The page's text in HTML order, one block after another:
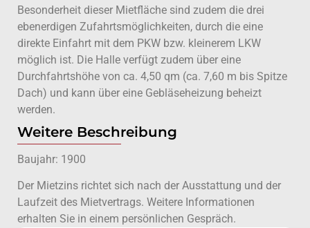
Besonderheit dieser Mietfläche sind zudem die drei
ebenerdigen Zufahrtsmöglichkeiten, durch die eine
direkte Einfahrt mit dem PKW bzw. kleinerem LKW
möglich ist. Die Halle verfügt zudem über eine
Durchfahrtshöhe von ca. 4,50 qm (ca. 7,60 m bis Spitze
Dach) und kann über eine Gebläseheizung beheizt
werden.
Weitere Beschreibung
Baujahr: 1900
Der Mietzins richtet sich nach der Ausstattung und der
Laufzeit des Mietvertrags. Weitere Informationen
erhalten Sie in einem persönlichen Gespräch.